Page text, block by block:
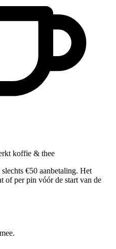
koffie & thee
slechts €50 aanbetaling. Het
of per pin vóór de start van de